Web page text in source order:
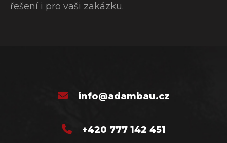
řešení i pro vaši zakázku.
info@adambau.cz
+420 777 142 451